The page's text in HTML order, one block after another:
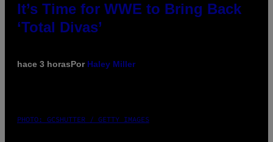
It’s Time for WWE to Bring Back
‘Total Divas’
hace 3 horasPor Haley Miller
PHOTO: GCSHUTTER / GETTY IMAGES